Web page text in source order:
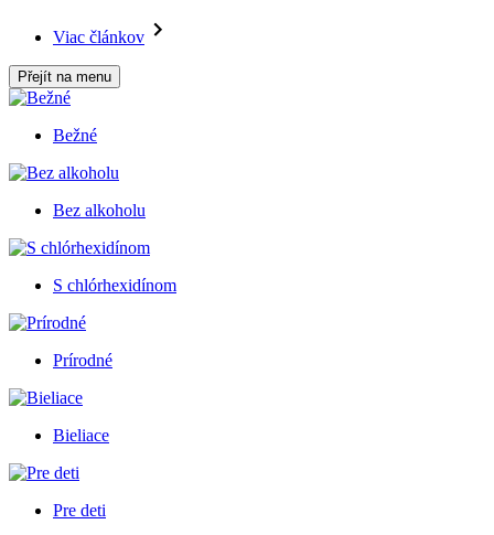
Viac článkov
Přejít na menu
Bežné
Bez alkoholu
S chlórhexidínom
Prírodné
Bieliace
Pre deti